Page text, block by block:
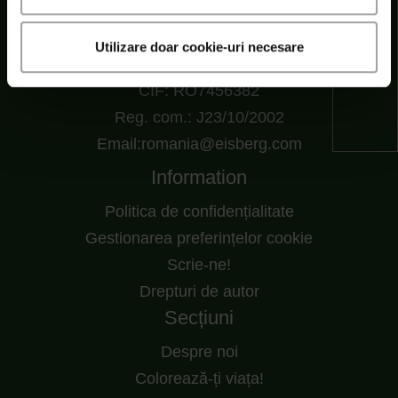
Utilizare doar cookie-uri necesare
Șoseaua Cernica nr. 216, RO 77145 Pantelimon,
CIF: RO7456382
Reg. com.: J23/10/2002
Email:romania@eisberg.com
Information
Politica de confidențialitate
Gestionarea preferințelor cookie
Scrie-ne!
Drepturi de autor
Secțiuni
Despre noi
Colorează-ți viața!